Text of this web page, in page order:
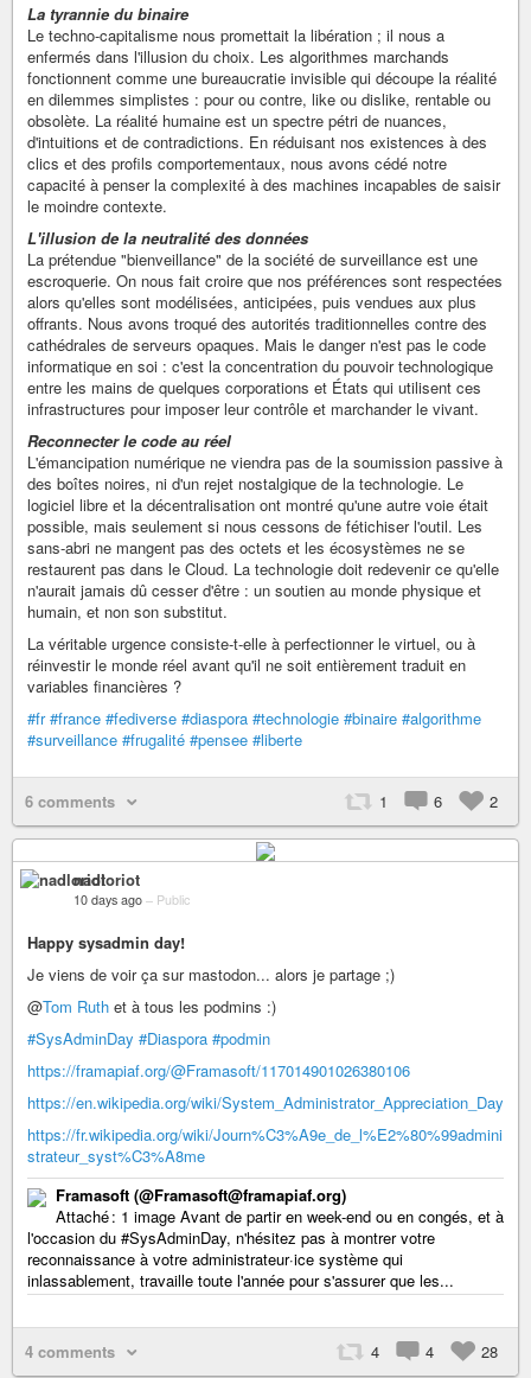
La tyrannie du binaire
Le techno-capitalisme nous promettait la libération ; il nous a
enfermés dans l'illusion du choix. Les algorithmes marchands
fonctionnent comme une bureaucratie invisible qui découpe la réalité
en dilemmes simplistes : pour ou contre, like ou dislike, rentable ou
obsolète. La réalité humaine est un spectre pétri de nuances,
d'intuitions et de contradictions. En réduisant nos existences à des
clics et des profils comportementaux, nous avons cédé notre
capacité à penser la complexité à des machines incapables de saisir
le moindre contexte.
L'illusion de la neutralité des données
La prétendue "bienveillance" de la société de surveillance est une
escroquerie. On nous fait croire que nos préférences sont respectées
alors qu'elles sont modélisées, anticipées, puis vendues aux plus
offrants. Nous avons troqué des autorités traditionnelles contre des
cathédrales de serveurs opaques. Mais le danger n'est pas le code
informatique en soi : c'est la concentration du pouvoir technologique
entre les mains de quelques corporations et États qui utilisent ces
infrastructures pour imposer leur contrôle et marchander le vivant.
Reconnecter le code au réel
L'émancipation numérique ne viendra pas de la soumission passive à
des boîtes noires, ni d'un rejet nostalgique de la technologie. Le
logiciel libre et la décentralisation ont montré qu'une autre voie était
possible, mais seulement si nous cessons de fétichiser l'outil. Les
sans-abri ne mangent pas des octets et les écosystèmes ne se
restaurent pas dans le Cloud. La technologie doit redevenir ce qu'elle
n'aurait jamais dû cesser d'être : un soutien au monde physique et
humain, et non son substitut.
La véritable urgence consiste-t-elle à perfectionner le virtuel, ou à
réinvestir le monde réel avant qu'il ne soit entièrement traduit en
variables financières ?
#fr #france #fediverse #diaspora #technologie #binaire #algorithme
#surveillance #frugalité #pensee #liberte
6 comments 1 6 2
nadloriot
10 days ago – Public
Happy sysadmin day!
Je viens de voir ça sur mastodon... alors je partage ;)
@Tom Ruth et à tous les podmins :)
#SysAdminDay #Diaspora #podmin
https://framapiaf.org/@Framasoft/117014901026380106
https://en.wikipedia.org/wiki/System_Administrator_Appreciation_Day
https://fr.wikipedia.org/wiki/Journ%C3%A9e_de_l%E2%80%99admini
strateur_syst%C3%A8me
Framasoft (@Framasoft@framapiaf.org)
Attaché : 1 image Avant de partir en week-end ou en congés, et à
l'occasion du #SysAdminDay, n'hésitez pas à montrer votre
reconnaissance à votre administrateur·ice système qui
inlassablement, travaille toute l'année pour s'assurer que les...
4 comments 4 4 28